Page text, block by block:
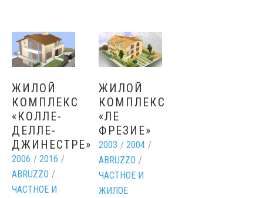
ЖИЛОЙ
КОМПЛЕКС
«КОЛЛЕ-
ДЕЛЛЕ-
ДЖИНЕСТРЕ»
2006 / 2016 /
ABRUZZO /
ЧАСТНОЕ И
ЖИЛОЙ
КОМПЛЕКС
«ЛЕ
ФРЕЗИЕ»
2003 / 2004 /
ABRUZZO /
ЧАСТНОЕ И
ЖИЛОЕ